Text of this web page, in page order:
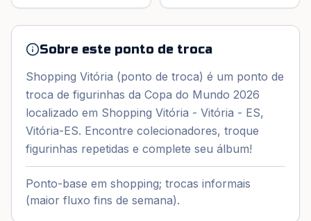
Sobre este ponto de troca
Shopping Vitória (ponto de troca) é um ponto de
troca de figurinhas da Copa do Mundo 2026
localizado em Shopping Vitória - Vitória - ES,
Vitória-ES. Encontre colecionadores, troque
figurinhas repetidas e complete seu álbum!
Ponto-base em shopping; trocas informais
(maior fluxo fins de semana).